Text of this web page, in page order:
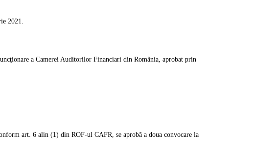
2021.
a Camerei Auditorilor Financiari din România, aprobat prin
art. 6 alin (1) din ROF-ul CAFR, se aprobă a doua convocare la